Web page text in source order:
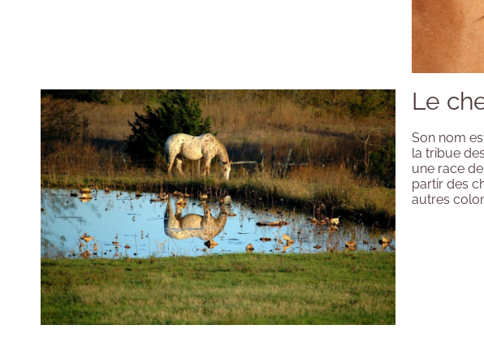
Le
Son nom
la tribue
une race
partir des
autres